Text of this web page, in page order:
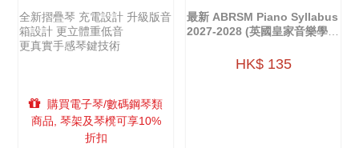
全新摺疊琴 充電設計 升級版音
箱設計 更立體重低音
更真實手感琴鍵技術
購買電子琴/數碼鋼琴類
商品, 琴架及琴櫈可享10%
折扣
最新 ABRSM Piano Syllabus
2027-2028 (英國皇家音樂學院
HK$ 135